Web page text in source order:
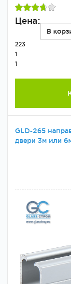
Цена:
В
223
1
1
GLD-265
двери 3м или